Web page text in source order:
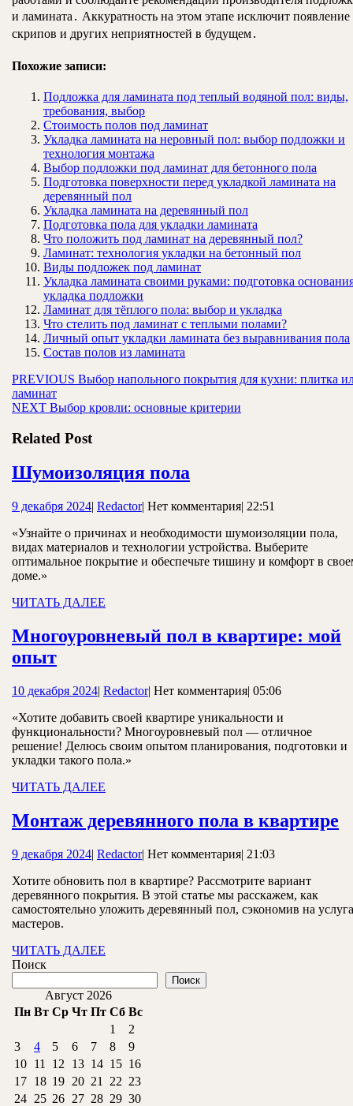
и ламината․ Аккуратность на этом этапе исключит появление
скрипов и других неприятностей в будущем․
Похожие записи:
Подложка для ламината под теплый водяной пол: виды,
требования, выбор
Стоимость полов под ламинат
Укладка ламината на неровный пол: выбор подложки и
технология монтажа
Выбор подложки под ламинат для бетонного пола
Подготовка поверхности перед укладкой ламината на
деревянный пол
Укладка ламината на деревянный пол
Подготовка пола для укладки ламината
Что положить под ламинат на деревянный пол?
Ламинат: технология укладки на бетонный пол
Виды подложек под ламинат
Укладка ламината своими руками: подготовка
укладка подложки
Ламинат для тёплого пола: выбор и укладка
Что стелить под ламинат с теплыми полами?
Личный опыт укладки ламината без выравнивания пола
Состав полов из ламината
Навигация
по
PREVIOUS Предыдущая
Выбор напольного покрытия для кухни: плитка
ламинат
NEXT Следующая
Выбор кровли: основные критерии
Related Post
Шумоизоляция пола
9 декабря 20249
2024
| RedactorRedactor
| Нет комментария| 22:51
«Узнайте о причинах и необходимости шумоизоляции пола,
видах материалов и технологии устройства. Выберите
оптимальное покрытие и обеспечьте тишину и комфорт в
доме.»
ЧИТАТЬ ДАЛЕЕ
Многоуровневый пол в квартире: мой
опытМногоуровневый
в
квартире:
мой
опыт
10 декабря 202410
2024
| RedactorRedactor
| Нет комментария| 05:06
«Хотите добавить своей квартире уникальности и
функциональности? Многоуровневый пол — отличное
решение! Делюсь своим опытом планирования, подготовки и
укладки такого пола.»
ЧИТАТЬ ДАЛЕЕ
Монтаж деревянного пола в квартире
9 декабря 20249
2024
| RedactorRedactor
| Нет комментария| 21:03
Хотите обновить пол в квартире? Рассмотрите вариант
деревянного покрытия. В этой статье мы расскажем, как
самостоятельно уложить деревянный пол, сэкономив на
мастеров.
ЧИТАТЬ ДАЛЕЕ
Поиск
Поиск
Август 2026
Пн Вт Ср Чт Пт Сб Вс
1
2
3
4 5 6 7 8
9
10 11 12 13 14 15 16
17 18 19 20 21 22 23
24 25 26 27 28 29 30